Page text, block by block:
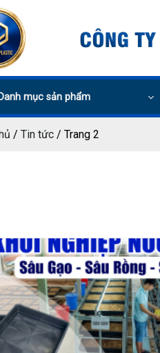
Danh mục sản phẩm
/ Tin tức / Trang 2